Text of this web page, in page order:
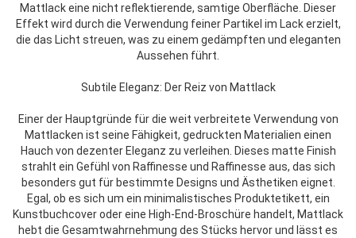
Mattlack eine nicht reflektierende, samtige Oberfläche. Dieser
Effekt wird durch die Verwendung feiner Partikel im Lack erzielt,
die das Licht streuen, was zu einem gedämpften und eleganten
Aussehen führt.
Subtile Eleganz: Der Reiz von Mattlack
Einer der Hauptgründe für die weit verbreitete Verwendung von
Mattlacken ist seine Fähigkeit, gedruckten Materialien einen
Hauch von dezenter Eleganz zu verleihen. Dieses matte Finish
strahlt ein Gefühl von Raffinesse und Raffinesse aus, das sich
besonders gut für bestimmte Designs und Ästhetiken eignet.
Egal, ob es sich um ein minimalistisches Produktetikett, ein
Kunstbuchcover oder eine High-End-Broschüre handelt, Mattlack
hebt die Gesamtwahrnehmung des Stücks hervor und lässt es